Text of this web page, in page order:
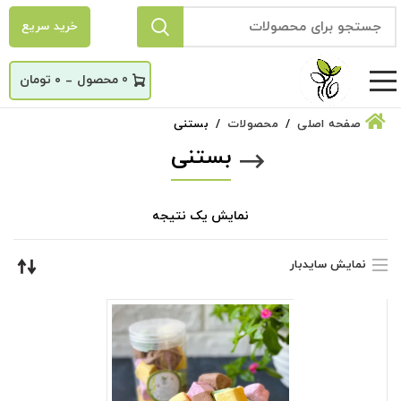
خرید سریع
0
_ ۰ تومان
صفحه اصلی محصولات بستنی
بستنی
نمایش یک نتیجه
نمایش سایدبار